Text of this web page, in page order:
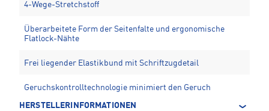
4-Wege-Stretchstoff
Überarbeitete Form der Seitenfalte und ergonomische
Flatlock-Nähte
Frei liegender Elastikbund mit Schriftzugdetail
Geruchskontrolltechnologie minimiert den Geruch
HERSTELLERINFORMATIONEN